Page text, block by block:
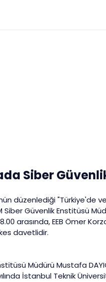
Siber
düzenlediği "Türkiye'de
Siber Güvenlik Enstitüsü
arasında, EEB Ömer
davetlidir.
Müdürü Mustafa
İstanbul Teknik